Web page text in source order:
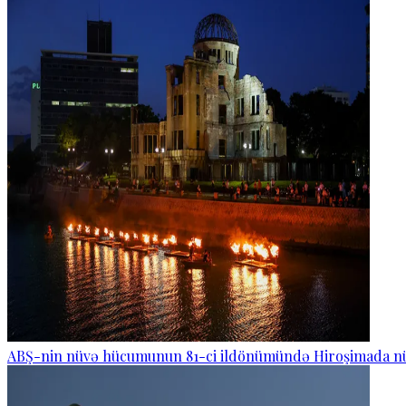
ABŞ-nin nüvə hücumunun 81-ci ildönümündə Hiroşimada